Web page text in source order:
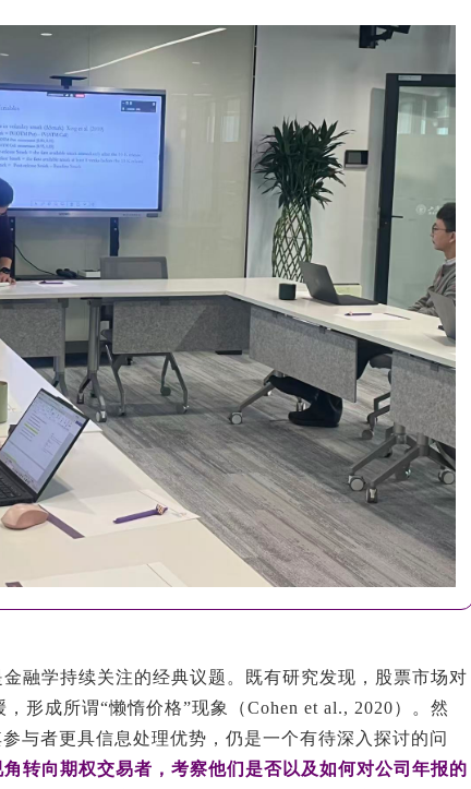
融学持续关注的经典议题。既有研究发现，股票市场对
形成所谓“懒惰价格”现象（Cohen et al., 2020）。然
与者更具信息处理优势，仍是一个有待深入探讨的问
转向期权交易者，考察他们是否以及如何对公司年报的